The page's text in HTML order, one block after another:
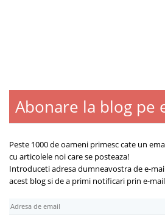
Abonare la blog pe
Peste 1000 de oameni primesc cate un
cu articolele noi care se posteaza!
Introduceti adresa dumneavostra de e-
acest blog si de a primi notificari prin e-
A